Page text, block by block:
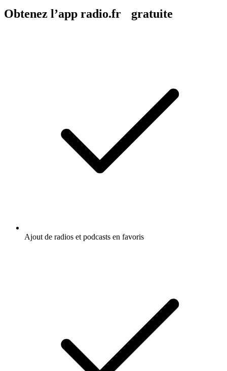
Obtenez l’app radio.fr gratuite
Ajout de radios et podcasts en favoris